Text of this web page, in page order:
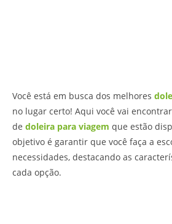
Você está em busca dos melhores
no lugar certo! Aqui você vai
de doleira para viagem que estão
objetivo é garantir que você faça a
necessidades, destacando as
cada opção.